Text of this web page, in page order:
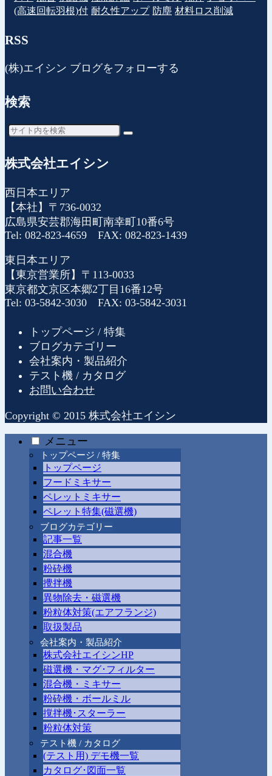
(高速回転羽根)付 耐久性アップ 防塵 材料ロス削減
RSS
(株)エイシン ブログをフォローする
検索
株式会社エイシン
西日本エリア
【本社】〒736-0032
広島県安芸郡海田町南幸町10番6号
Tel: 082-823-4659 FAX: 082-823-1439
東日本エリア
【東京営業所】〒113-0033
東京都文京区本郷2丁目16番12号
Tel: 03-5842-3030 FAX: 03-5842-3031
トップページ / 特集
ブログカテゴリー
会社案内・製品紹介
テスト機 / カタログ
お問い合わせ
Copyright © 2015 株式会社エイシン
メニュー
トップページ / 特集
トップページ
フードミキサー
ペレットミキサー
ペレット特集(磁選機)
ブログカテゴリー
記事一覧
混合機
粉砕機
攪拌機
異物除去・磁選機
粉粒体対策(エアフランジ)
取扱製品
会社案内・製品紹介
株式会社エイシンHP
磁選機・マグ･フィルター
混合機・ミキサー
粉砕機・ボールミル
撹拌機･スターラー
粉粒体対策
テスト機 / カタログ
(テスト用) デモ機一覧
カタログ･図面一覧